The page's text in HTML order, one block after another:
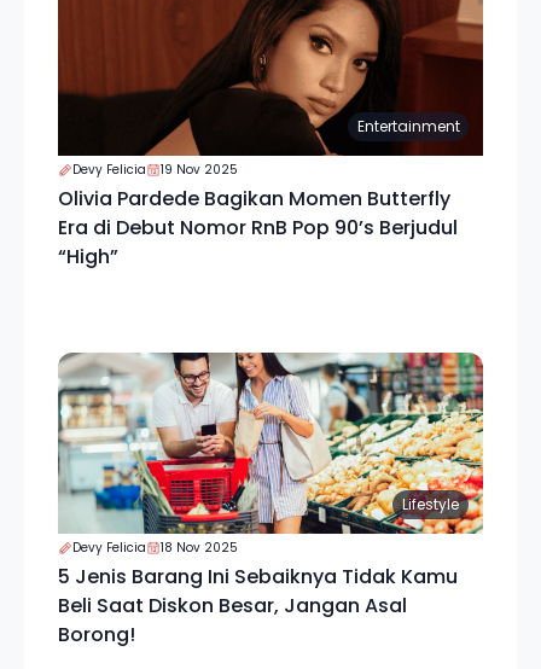
Entertainment
Devy Felicia 19 Nov 2025
Olivia Pardede Bagikan Momen Butterfly
Era di Debut Nomor RnB Pop 90’s Berjudul
“High”
Lifestyle
Devy Felicia 18 Nov 2025
5 Jenis Barang Ini Sebaiknya Tidak Kamu
Beli Saat Diskon Besar, Jangan Asal
Borong!